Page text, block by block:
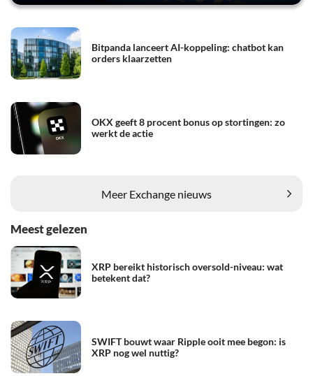
Bitpanda lanceert AI-koppeling: chatbot kan
orders klaarzetten
OKX geeft 8 procent bonus op stortingen: zo
werkt de actie
Meer Exchange nieuws
Meest gelezen
XRP bereikt historisch oversold-niveau: wat
betekent dat?
SWIFT bouwt waar Ripple ooit mee begon: is
XRP nog wel nuttig?